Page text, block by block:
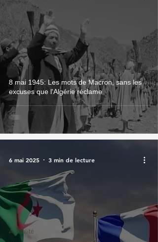
8 mai 1945: Les mots de Macron, sans les
excuses que l'Algérie réclame
Actualité
Actualité
6 mai 2025 3 min de lecture